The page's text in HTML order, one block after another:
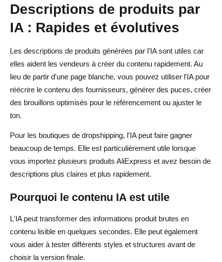
Descriptions de produits par
IA : Rapides et évolutives
Les descriptions de produits générées par l'IA sont utiles car
elles aident les vendeurs à créer du contenu rapidement. Au
lieu de partir d'une page blanche, vous pouvez utiliser l'IA pour
réécrire le contenu des fournisseurs, générer des puces, créer
des brouillons optimisés pour le référencement ou ajuster le
ton.
Pour les boutiques de dropshipping, l'IA peut faire gagner
beaucoup de temps. Elle est particulièrement utile lorsque
vous importez plusieurs produits AliExpress et avez besoin de
descriptions plus claires et plus rapidement.
Pourquoi le contenu IA est utile
L'IA peut transformer des informations produit brutes en
contenu lisible en quelques secondes. Elle peut également
vous aider à tester différents styles et structures avant de
choisir la version finale.